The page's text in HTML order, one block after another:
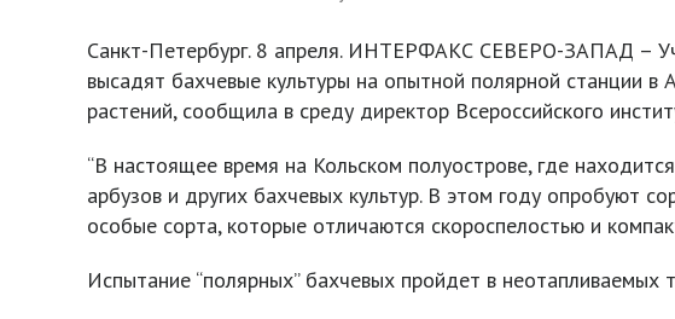
Санкт-Петербург. 8 апреля. ИНТЕРФАКС СЕВЕРО-ЗАПАД –
высадят бахчевые культуры на опытной полярной станции
растений, сообщила в среду директор Всероссийского
“В настоящее время на Кольском полуострове, где
арбузов и других бахчевых культур. В этом году опробуют
особые сорта, которые отличаются скороспелостью и
Испытание “полярных” бахчевых пройдет в неотапливаемых